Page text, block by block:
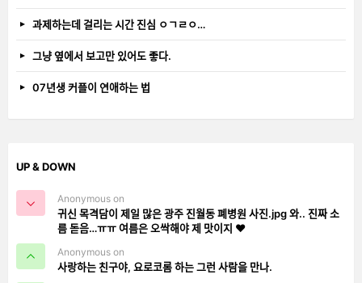
과제하는데 걸리는 시간 진심 ㅇㄱㄹㅇ…
그냥 옆에서 보고만 있어도 좋다.
07년생 커플이 연애하는 법
UP & DOWN
Anonymous on
귀신 목격담이 제일 많은 광주 진월동 폐병원 사진.jpg 와.. 진짜 소
름 돋음…ㅠㅠ 여름은 오싹해야 제 맛이지 ❤️
Anonymous on
사랑하는 친구야, 요로코롬 하는 그런 사람을 만나.